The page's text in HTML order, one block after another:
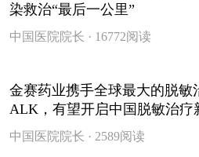
染救治“最后一公里”
中国医院院长 · 16772阅读
金赛药业携手全球最大的脱敏
ALK，有望开启中国脱敏治疗
中国医院院长 · 2589阅读